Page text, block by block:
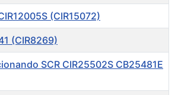
(CIR15072)
(CIR8269)
SCR CIR25502S CB25481E